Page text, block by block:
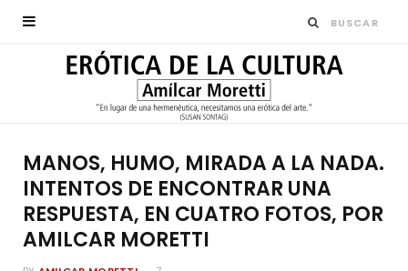
MANOS, HUMO, MIRADA A LA NADA.
INTENTOS DE ENCONTRAR UNA
RESPUESTA, EN CUATRO FOTOS, POR
AMILCAR MORETTI